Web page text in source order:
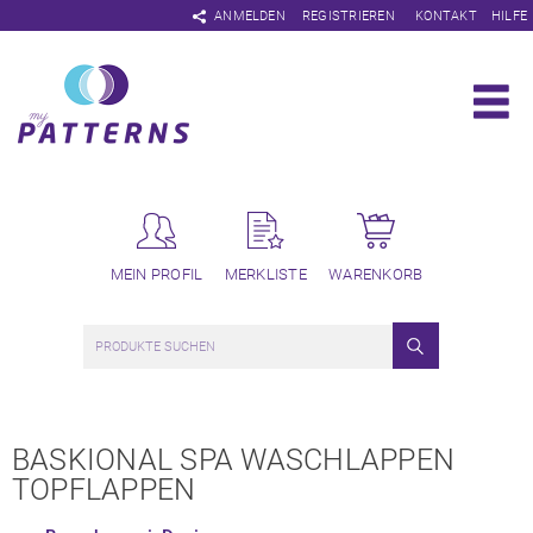
ANMELDEN
Navigation
überspringen
REGISTRIEREN KONTAKT HILFE
MEIN PROFIL MERKLISTE WARENKORB
BASKIONAL SPA WASCHLAPPEN
TOPFLAPPEN